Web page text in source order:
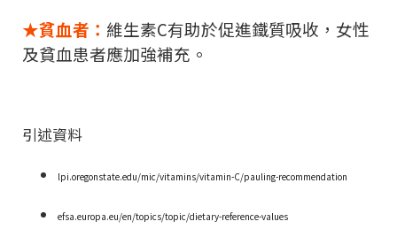
★貧血者： 維生素C有助於促進鐵質吸收，女性
及貧血患者應加強補充。
引述資料
lpi.oregonstate.edu/mic/vitamins/vitamin-C/pauling-recommendation
efsa.europa.eu/en/topics/topic/dietary-reference-values